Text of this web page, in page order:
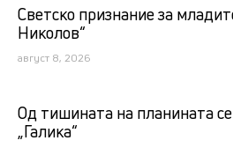
Светско признание за
Николов“
август 8, 2026
Од тишината на планината се
„Галика“